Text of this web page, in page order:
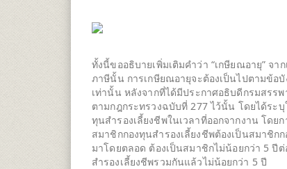
ทั้งนี้ขออธิบายเพิ่มเติมคำว่า “เกษียณอายุ” จ
ภาษีนั้น การเกษียณอายุจะต้องเป็นไปตามข้อ
เท่านั้น หลังจากที่ได้มีประกาศอธิบดีกรมสรร
ตามกฎกระทรวงฉบับที่ 277 ไว้นั้น โดยได้ระ
ทุนสำรองเลี้ยงชีพในเวลาที่ออกจากงาน โด
สมาชิกกองทุนสำรองเลี้ยงชีพต้องเป็นสมาชิก
มาโดยตลอด ต้องเป็นสมาชิกไม่น้อยกว่า 5 ปี
สำรองเลี้ยงชีพรวมกันแล้วไม่น้อยกว่า 5 ปี